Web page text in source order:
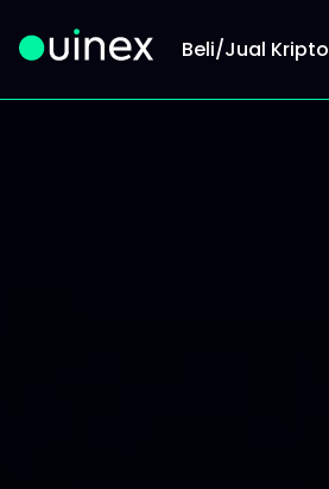
Beli/Jual Kripto